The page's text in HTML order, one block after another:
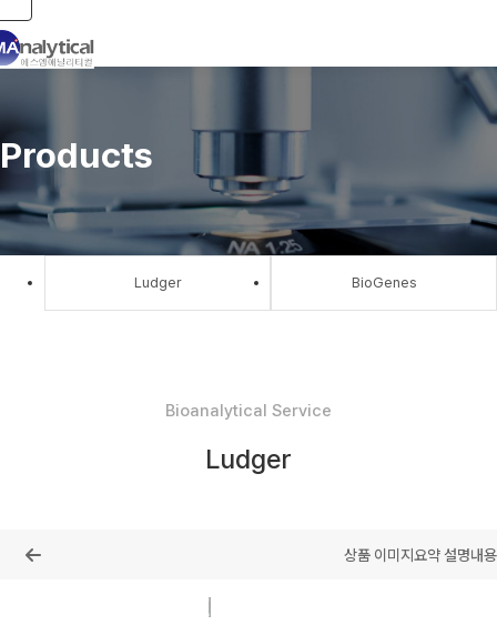
Toggle navigation
Products
Ludger BioGenes
Bioanalytical Service
Ludger
상품 이미지요약 설명내용
목록